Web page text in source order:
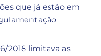
que já estão em
2018 limitava as